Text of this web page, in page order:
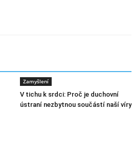
Zamyšlení
V tichu k srdci: Proč je duchovní
ústraní nezbytnou součástí naší víry